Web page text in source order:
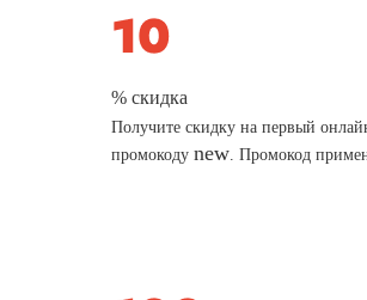
% скидка
Получите скидку на первый
промокодуnew. Промокод